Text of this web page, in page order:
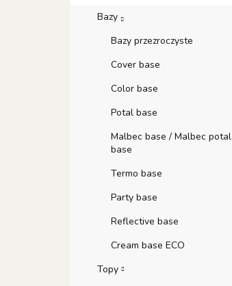
Bazy
Bazy przezroczyste
Cover base
Color base
Potal base
Malbec base / Malbec potal
base
Termo base
Party base
Reflective base
Cream base ECO
Topy